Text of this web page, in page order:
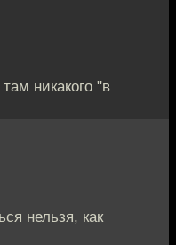
никакого "в
нельзя, как